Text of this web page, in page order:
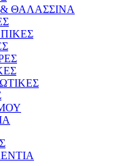
ΘΑΛΑΣΣΙΝΑ